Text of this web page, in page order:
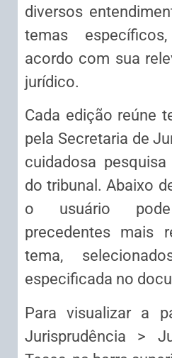
diversos
temas
acordo com sua
jurídico.
Cada edição reúne
pela Secretaria de
cuidadosa
do tribunal. Abaixo
o usuário
precedentes mais
tema,
especificada no
Para visualizar a
Jurisprudência >